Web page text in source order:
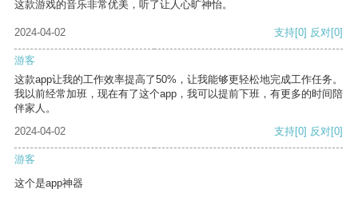
这款游戏的音乐非常优美，听了让人心旷神怡。
2024-04-02 支持[0] 反对[0]
游客
这款app让我的工作效率提高了50%，让我能够更轻松地完成工作任务。
我以前经常加班，现在有了这个app，我可以提前下班，有更多的时间陪
伴家人。
2024-04-02
支持[0] 反对[0]
游客
这个是app神器